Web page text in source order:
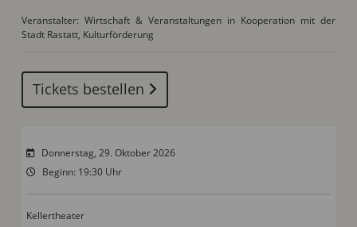
Veranstalter: Wirtschaft & Veranstaltungen in Kooperation mit der
Stadt Rastatt, Kulturförderung
Tickets bestellen
Donnerstag, 29. Oktober 2026
Beginn: 19:30 Uhr
Kellertheater